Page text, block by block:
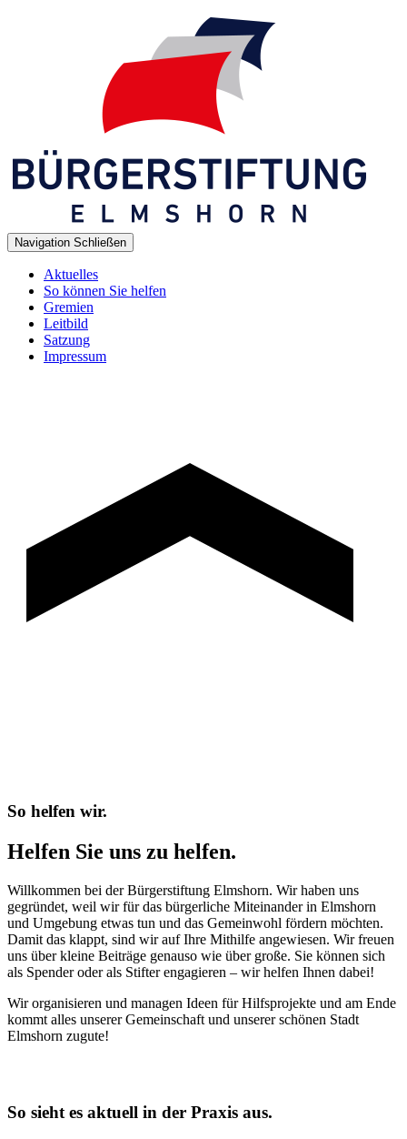
Navigation Schließen
Aktuelles
So können Sie helfen
Gremien
Leitbild
Satzung
Impressum
So helfen wir.
Helfen Sie uns zu helfen.
Willkommen bei der Bürgerstiftung Elmshorn. Wir haben uns
gegründet, weil wir für das bürgerliche Miteinander in Elmshorn
und Umgebung etwas tun und das Gemeinwohl fördern möchten.
Damit das klappt, sind wir auf Ihre Mithilfe angewiesen. Wir freuen
uns über kleine Beiträge genauso wie über große. Sie können sich
als Spender oder als Stifter engagieren – wir helfen Ihnen dabei!
Wir organisieren und managen Ideen für Hilfsprojekte und am Ende
kommt alles unserer Gemeinschaft und unserer schönen Stadt
Elmshorn zugute!
So sieht es aktuell in der Praxis aus.